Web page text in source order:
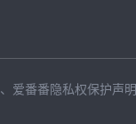
、 爱番番隐私权保护声明